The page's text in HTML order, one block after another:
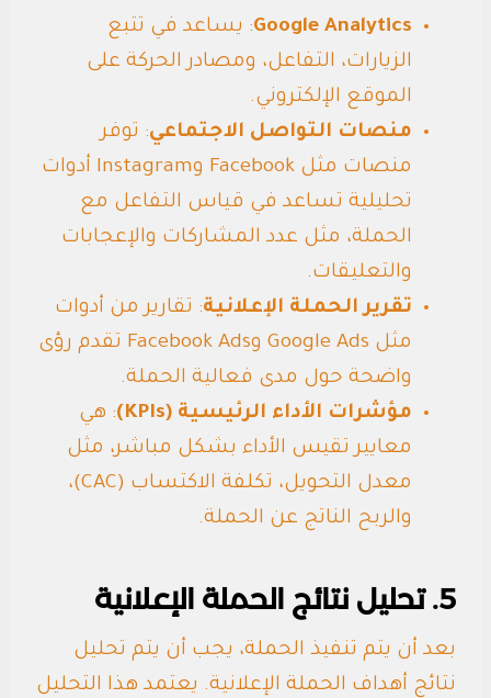
Google Analytics: يساعد في تتبع
الزيارات، التفاعل، ومصادر الحركة على
الموقع الإلكتروني.
منصات التواصل الاجتماعي: توفر
منصات مثل Facebook وInstagram أدوات
تحليلية تساعد في قياس التفاعل مع
الحملة، مثل عدد المشاركات والإعجابات
والتعليقات.
تقرير الحملة الإعلانية: تقارير من أدوات
مثل Google Ads وFacebook Ads تقدم رؤى
واضحة حول مدى فعالية الحملة.
مؤشرات الأداء الرئيسية (KPIs)
: هي
معايير تقيس الأداء بشكل مباشر، مثل
معدل التحويل، تكلفة الاكتساب (CAC)،
والربح الناتج عن الحملة.
5. تحليل نتائج الحملة الإعلانية
بعد أن يتم تنفيذ الحملة، يجب أن يتم تحليل
نتائج أهداف الحملة الإعلانية. يعتمد هذا التحليل